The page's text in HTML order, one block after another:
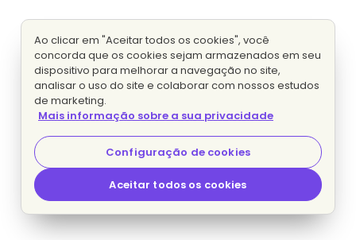
Ao clicar em "Aceitar todos os cookies", você
concorda que os cookies sejam armazenados em seu
dispositivo para melhorar a navegação no site,
analisar o uso do site e colaborar com nossos estudos
de marketing.
Mais informação sobre a sua privacidade
Configuração de cookies
Aceitar todos os cookies